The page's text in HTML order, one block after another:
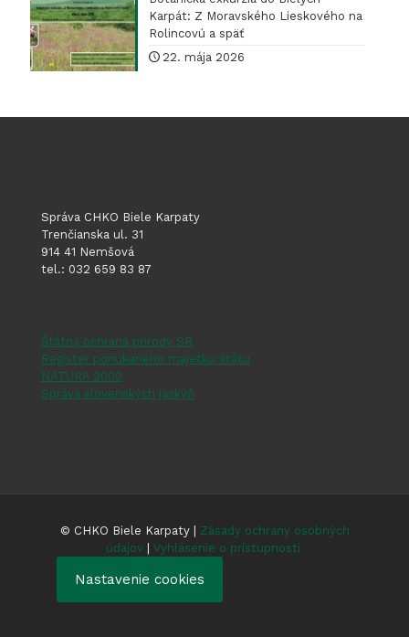
Karpát: Z Moravského Lieskového na
Rolincovú a späť
22. mája 2026
Správa CHKO Biele Karpaty
Trenčianska ul. 31
914 41 Nemšová
tel.: 032 659 83 87
Štátna ochrana prírody SR
Register ponúkaného majetku štátu
NATURA 2000
Správa slovenských jaskýň
© CHKO Biele Karpaty | Zásady ochrany osobných
údajov| Vyhlásenie o prístupnosti
Nastavenie cookies